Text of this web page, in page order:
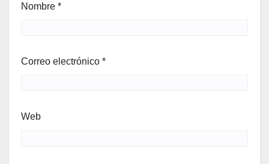
Nombre *
Correo electrónico *
Web